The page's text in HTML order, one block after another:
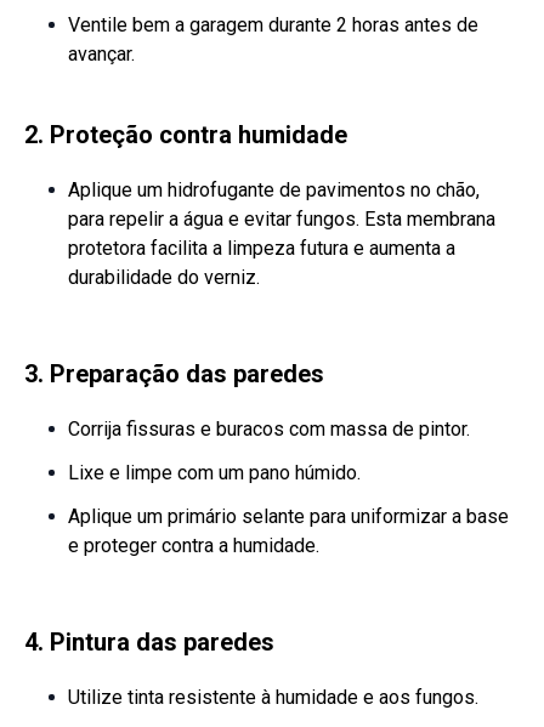
Ventile bem a garagem durante 2 horas antes de
avançar.
2. Proteção contra humidade
Aplique um hidrofugante de pavimentos no chão,
para repelir a água e evitar fungos. Esta membrana
protetora facilita a limpeza futura e aumenta a
durabilidade do verniz.
3. Preparação das paredes
Corrija fissuras e buracos com massa de pintor.
Lixe e limpe com um pano húmido.
Aplique um primário selante para uniformizar a base
e proteger contra a humidade.
4. Pintura das paredes
Utilize tinta resistente à humidade e aos fungos.